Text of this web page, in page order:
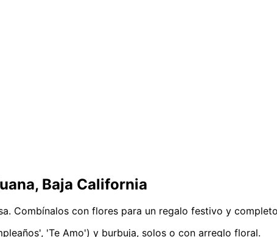
Baja California
Combínalos con flores para un regalo festivo y
'Te Amo') y burbuja, solos o con arreglo floral.